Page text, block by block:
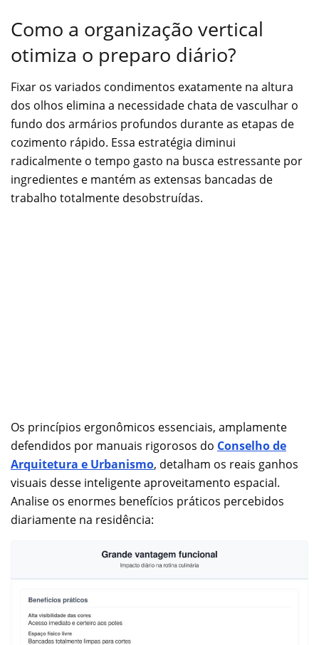
Como a organização vertical
otimiza o preparo diário?
Fixar os variados condimentos exatamente na altura
dos olhos elimina a necessidade chata de vasculhar o
fundo dos armários profundos durante as etapas de
cozimento rápido. Essa estratégia diminui
radicalmente o tempo gasto na busca estressante por
ingredientes e mantém as extensas bancadas de
trabalho totalmente desobstruídas.
Os princípios ergonômicos essenciais, amplamente
defendidos por manuais rigorosos do Conselho de
Arquitetura e Urbanismo, detalham os reais ganhos
visuais desse inteligente aproveitamento espacial.
Analise os enormes benefícios práticos percebidos
diariamente na residência: